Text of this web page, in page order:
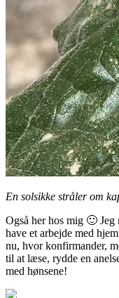
En solsikke stråler om
Også her hos mig 🙂
have et arbejde med
nu, hvor konfirmander,
til at læse, rydde en
med hønsene!